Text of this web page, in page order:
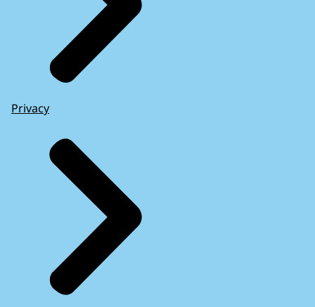
Privacy